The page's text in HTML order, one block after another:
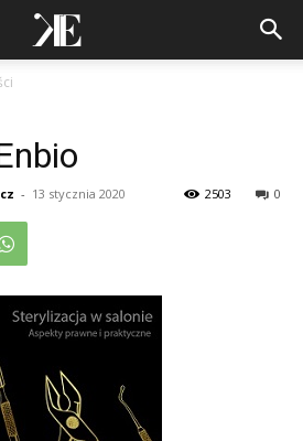
- 13 stycznia 2020 0
2503